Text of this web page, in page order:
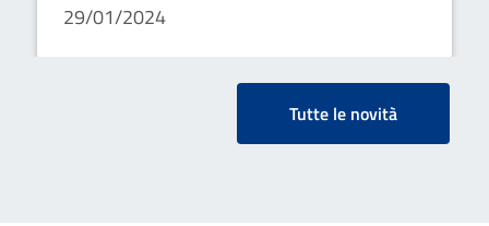
29/01/2024
Tutte le novità